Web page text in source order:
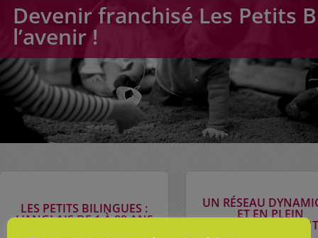
Devenir franchisé Les Petits
l’avenir !
LES PETITS BILINGUES :
L’ANGLAIS DE 1 À 99 ANS
UN RÉSEAU
ET EN PLEIN
DÉVELOPPEMENT